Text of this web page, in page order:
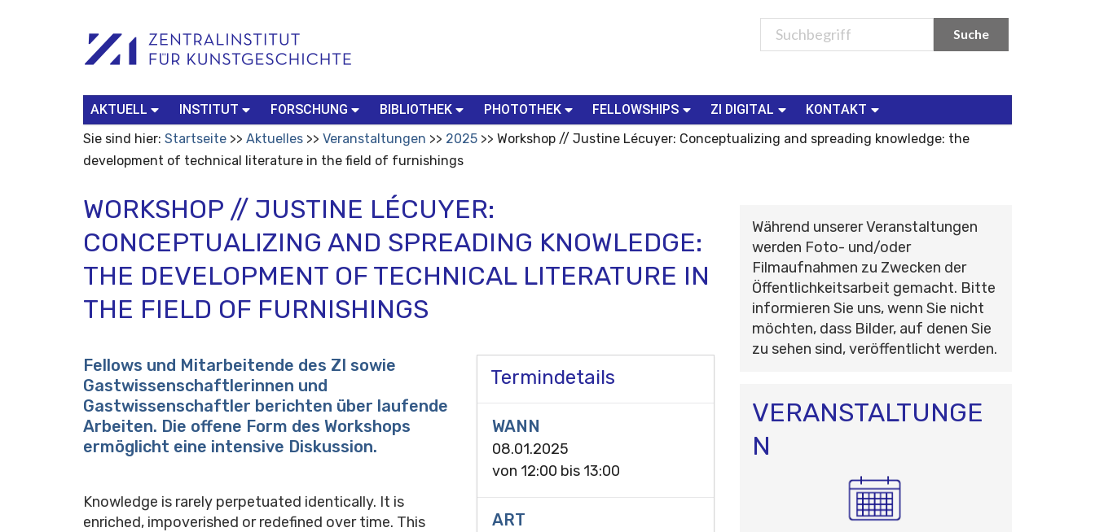
Werkzeuge
Search…
AKTUELL INSTITUT FORSCHUNG BIBLIOTHEK PHOTOTHEK FELLOWSHIPS ZI DIGITAL
KONTAKT
Sie sind hier: Startseite Aktuelles Veranstaltungen 2025
Workshop // Justine Lécuyer: Conceptualizing and spreading knowledge: the
development of technical literature in the field of furnishings
WORKSHOP // JUSTINE LÉCUYER:
CONCEPTUALIZING AND SPREADING KNOWLEDGE:
THE DEVELOPMENT OF TECHNICAL LITERATURE IN
THE FIELD OF FURNISHINGS
Termindetails
WANN
08.01.2025
von 12:00 bis 13:00
ART
Fellows und Mitarbeitende des ZI sowie
Gastwissenschaftlerinnen und
Gastwissenschaftler berichten über laufende
Arbeiten. Die offene Form des Workshops
ermöglicht eine intensive Diskussion.
Knowledge is rarely perpetuated identically. It is
enriched, impoverished or redefined over time. This
Während unserer Veranstaltungen
werden Foto- und/oder
Filmaufnahmen zu Zwecken der
Öffentlichkeitsarbeit gemacht. Bitte
informieren Sie uns, wenn Sie nicht
möchten, dass Bilder, auf denen Sie
zu sehen sind, veröffentlicht werden.
VERANSTALTUNGE
N